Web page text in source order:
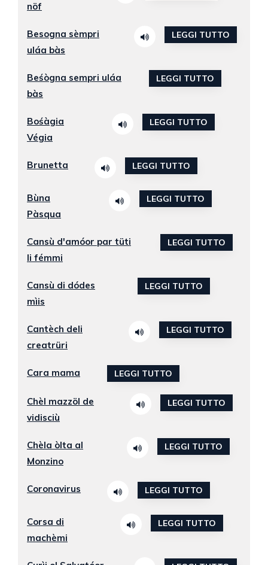
nöf
Besogna sèmpri
uláa bàs
LEGGI TUTTO
Beśògna sempri uláa
bàs
LEGGI TUTTO
Bośàgia
Végia
LEGGI TUTTO
Brunetta LEGGI TUTTO
Bùna
Pàsqua
LEGGI TUTTO
Cansù d'amóor par tüti
li fémmi
LEGGI TUTTO
Cansù di dódes
mìis
LEGGI TUTTO
Cantèch deli
creatrüri
LEGGI TUTTO
Cara mama LEGGI TUTTO
Chèl mazzöl de
vidisciù
LEGGI TUTTO
Chèla òlta al
Monzino
LEGGI TUTTO
Coronavirus LEGGI TUTTO
Corsa di
machèmi
LEGGI TUTTO